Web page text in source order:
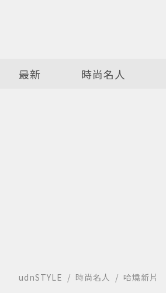
最新 時尚名人
udnSTYLE 時尚名人 哈燒新片